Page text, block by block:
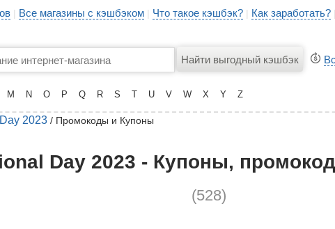
| Все магазины с кэшбэком | Что такое кэшбэк? | Как заработать? |
M N O P Q R S T U V W X Y Z
2023 / Промокоды и Купоны
Day 2023 - Купоны,
(528)